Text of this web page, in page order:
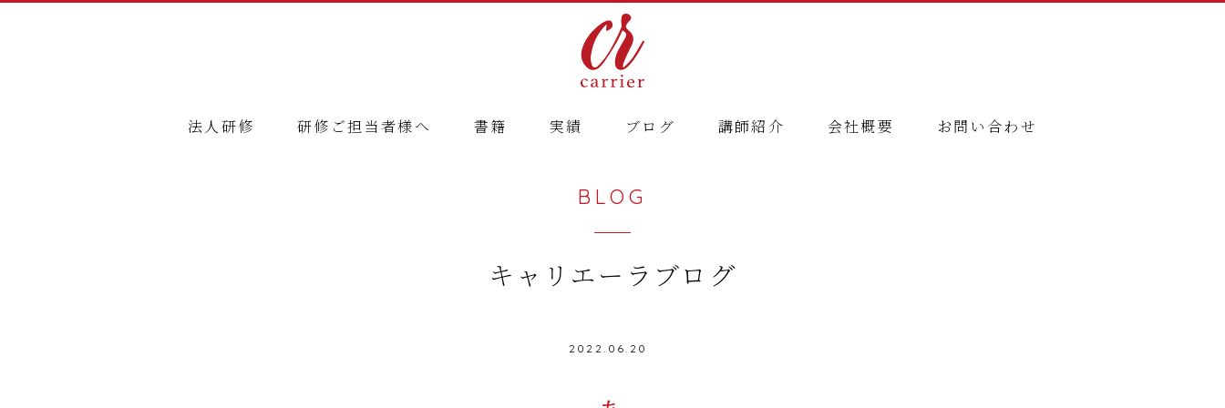
法人研修 研修ご担当者様へ 書籍 実績 ブログ 講師紹介 会社概要 お問い合わせ
BLOG
キャリエーラブログ
2022.06.20